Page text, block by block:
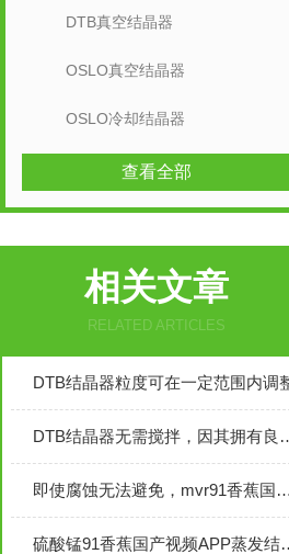
DTB真空结晶器
OSLO真空结晶器
OSLO冷却结晶器
查看全部
相关文章
RELATED ARTICLES
DTB结晶器粒度可在一定范围内调
DTB结晶器无需搅拌
即使腐蚀无法避免，mvr91香蕉国产视频APP也能有效应对延缓
硫酸锰91香蕉国产